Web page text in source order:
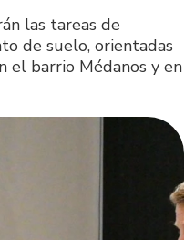
las tareas de
de suelo, orientadas
el barrio Médanos y en